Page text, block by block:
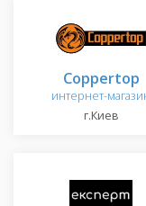
Coppertop
интернет-
г.Киев